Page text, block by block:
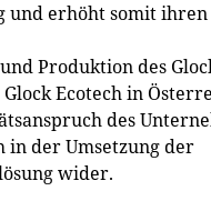
und erhöht somit ihren
Produktion des
Ecotech in
des
in der Umsetzung der
wider.